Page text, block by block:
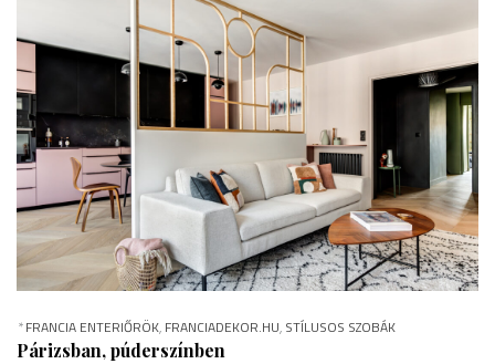
*FRANCIA ENTERIŐRÖK, FRANCIADEKOR.HU, STÍLUSOS SZOBÁK
Párizsban, púderszínben